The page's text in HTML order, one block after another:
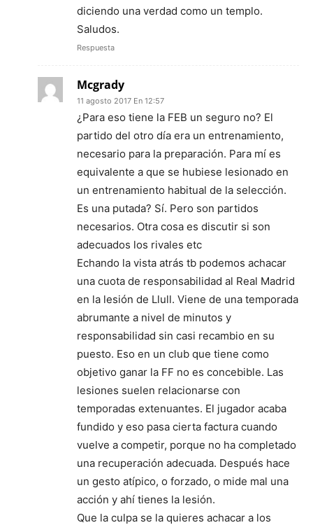
diciendo una verdad como un templo.
Saludos.
Respuesta
Mcgrady
11 agosto 2017 En 12:57
¿Para eso tiene la FEB un seguro no? El
partido del otro día era un entrenamiento,
necesario para la preparación. Para mí es
equivalente a que se hubiese lesionado en
un entrenamiento habitual de la selección.
Es una putada? Sí. Pero son partidos
necesarios. Otra cosa es discutir si son
adecuados los rivales etc
Echando la vista atrás tb podemos achacar
una cuota de responsabilidad al Real Madrid
en la lesión de Llull. Viene de una temporada
abrumante a nivel de minutos y
responsabilidad sin casi recambio en su
puesto. Eso en un club que tiene como
objetivo ganar la FF no es concebible. Las
lesiones suelen relacionarse con
temporadas extenuantes. El jugador acaba
fundido y eso pasa cierta factura cuando
vuelve a competir, porque no ha completado
una recuperación adecuada. Después hace
un gesto atípico, o forzado, o mide mal una
acción y ahí tienes la lesión.
Que la culpa se la quieres achacar a los